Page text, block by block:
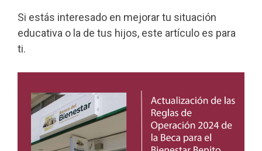
Si estás interesado en mejorar tu situación
educativa o la de tus hijos, este artículo es para
ti.